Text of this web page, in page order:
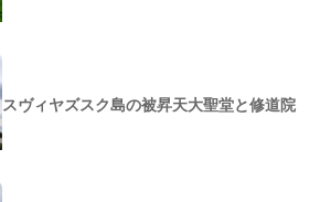
スヴィヤズスク島の被昇天大聖堂と修道院